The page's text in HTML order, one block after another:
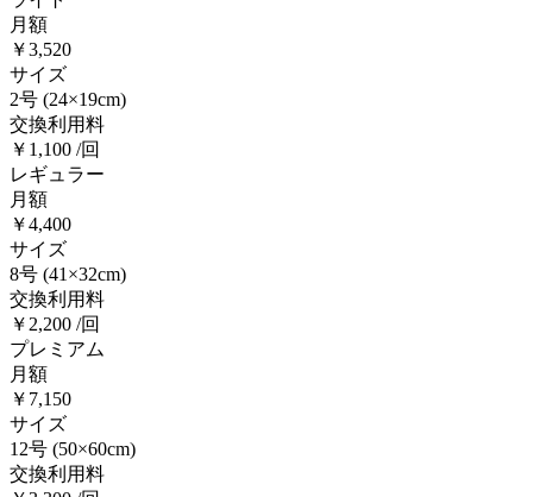
月額
￥3,520
サイズ
2号 (24×19cm)
交換利用料
￥1,100 /回
レギュラー
月額
￥4,400
サイズ
8号 (41×32cm)
交換利用料
￥2,200 /回
プレミアム
月額
￥7,150
サイズ
12号 (50×60cm)
交換利用料